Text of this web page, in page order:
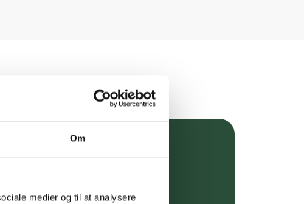
Om
medier og til at analysere
over 349 kr.